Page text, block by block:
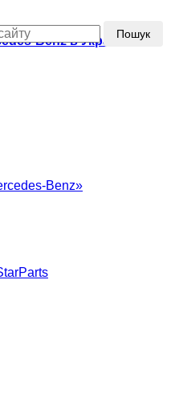
Benz в УкраїніПошук
Benz»